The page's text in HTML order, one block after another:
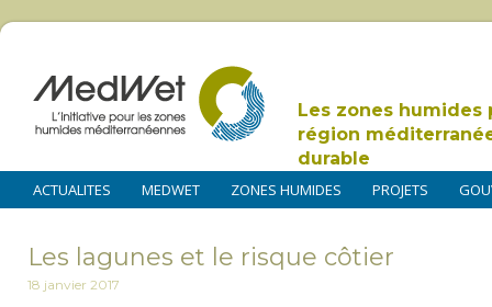
Les zones humides
région
durable
ACTUALITES MEDWET ZONES HUMIDES PROJETS
Les lagunes et le risque côtier
18 janvier 2017